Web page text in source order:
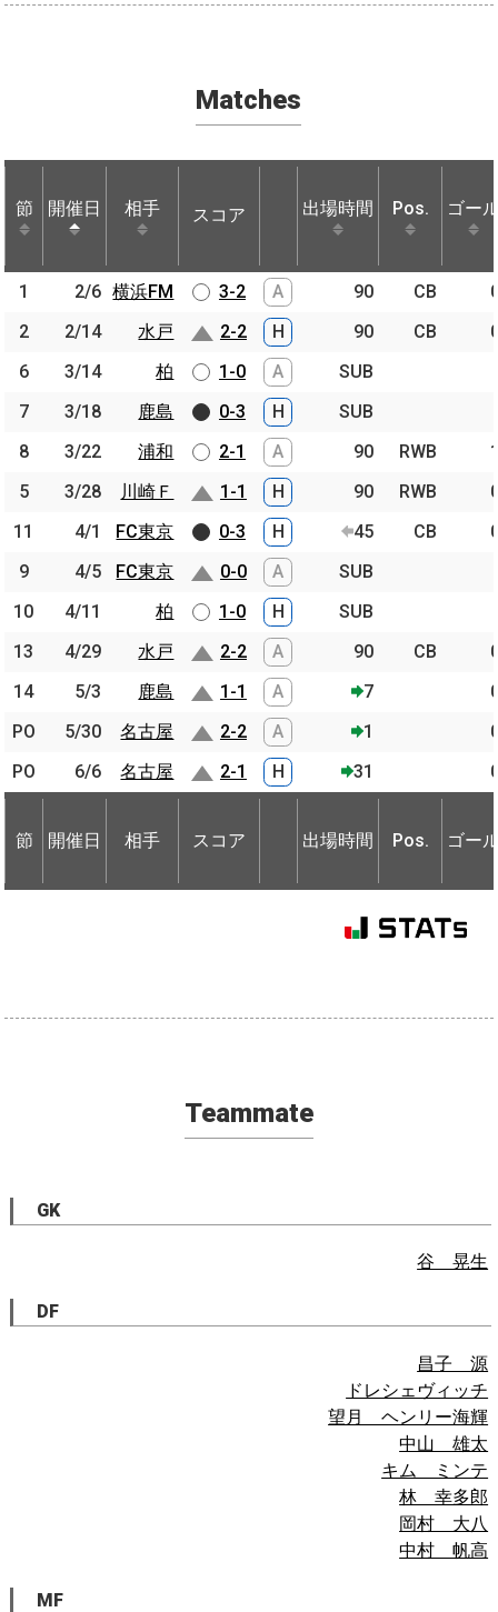
Matches
節 開催日 相手 スコア 出場時間 Pos. ゴー
節 開催日 相手 スコア 出場時間 Pos. ゴー
1 2/6 横浜FM 3-2 A 90 CB
2
2/14 水戸 2-2 H 90 CB
6
3/14 柏 1-0 A
SUB
7
3/18 鹿島 0-3 H
SUB
8
3/22 浦和 2-1 A 90 RWB
5
3/28 川崎Ｆ 1-1 H 90 RWB
11
4/1 FC東京 0-3 H 45 CB
9
4/5 FC東京 0-0 A
SUB
10
4/11 柏 1-0 H
SUB
13
4/29 水戸 2-2 A 90 CB
14
5/3 鹿島 1-1 A 7
PO
5/30 名古屋 2-2 A 1
PO
6/6 名古屋 2-1 H 31
節 開催日 相手 スコア 出場時間 Pos. ゴー
節 開催日 相手
1 2/6 横浜FM
2
2/14
水戸
6
3/14
柏
7
3/18
鹿島
8
3/22
浦和
5
3/28
川崎Ｆ
11
4/1
FC東京
9
4/5
FC東京
10
4/11
柏
13
4/29
水戸
14
5/3
鹿島
PO
5/30
名古屋
PO
6/6 名古屋
節 開催日 相手
Teammate
GK
谷 晃生
DF
昌子 源
ドレシェヴィッチ
望月 ヘンリー海輝
中山 雄太
キム ミンテ
林 幸多郎
岡村 大八
中村 帆高
MF